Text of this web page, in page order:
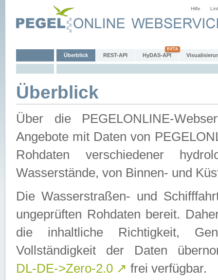
Hilfe
Überblick REST-API HyDAS-API
Überblick
Über die PEGELONLINE-
Angebote mit Daten von
Rohdaten verschiedener
Wasserstände, von Binnen- und
Die Wasserstraßen- und
ungeprüften Rohdaten bereit.
die inhaltliche Richtigkeit,
Vollständigkeit der Daten
DL-DE->Zero-2.0 ↗ frei verfügbar.